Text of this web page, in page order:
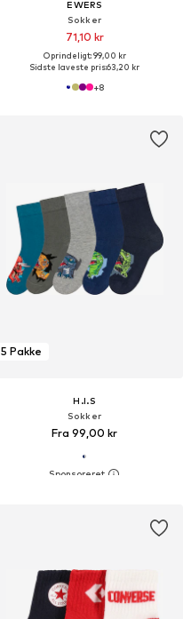
EWERS
Sokker
71,10 kr
Oprindeligt: 99,00 kr
Sidste laveste pris:63,20 kr
+8
5 Pakke
H.I.S
Sokker
Fra 99,00 kr